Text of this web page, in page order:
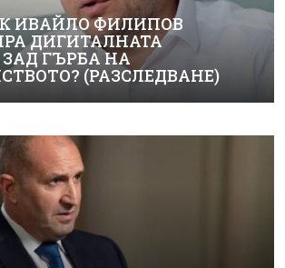
ИВАЙЛО ФИЛИПОВ
ДИГИТАЛНАТА
ГЪРБА НА
(РАЗСЛЕДВАНЕ)